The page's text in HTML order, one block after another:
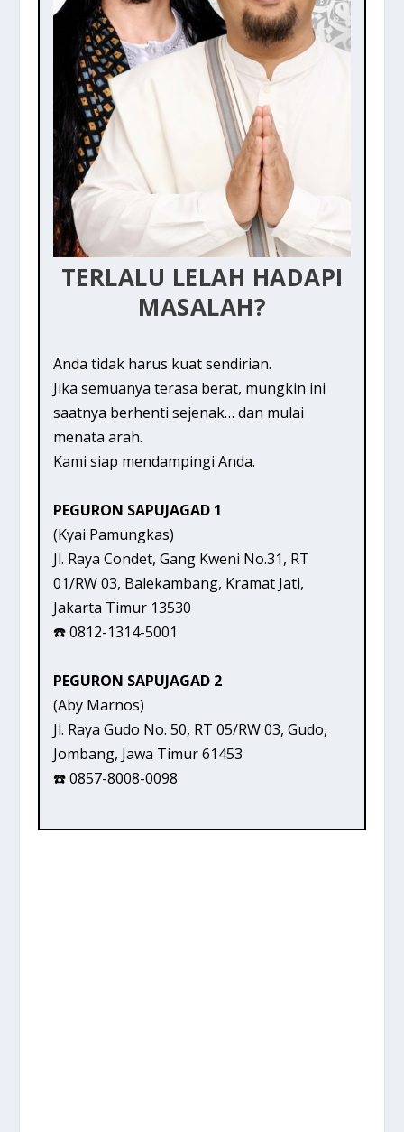
TERLALU LELAH HADAPI
MASALAH?
Anda tidak harus kuat sendirian.
Jika semuanya terasa berat, mungkin ini
saatnya berhenti sejenak… dan mulai
menata arah.
Kami siap mendampingi Anda.
PEGURON SAPUJAGAD 1
(Kyai Pamungkas)
Jl. Raya Condet, Gang Kweni No.31, RT
01/RW 03, Balekambang, Kramat Jati,
Jakarta Timur 13530
☎️ 0812-1314-5001
PEGURON SAPUJAGAD 2
(Aby Marnos)
Jl. Raya Gudo No. 50, RT 05/RW 03, Gudo,
Jombang, Jawa Timur 61453
☎️ 0857-8008-0098